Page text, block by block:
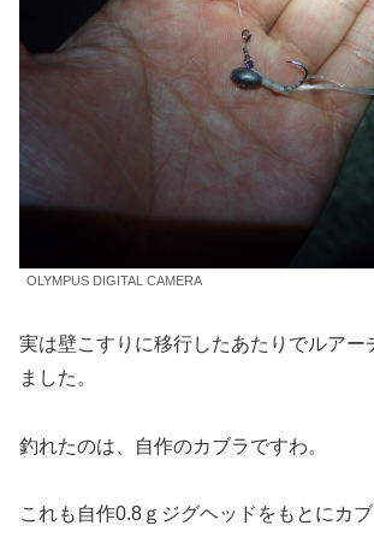
OLYMPUS DIGITAL CAMERA
実は壁こすりに移行したあたりでルアー
ました。
釣れたのは、自作のカブラですわ。
これも自作0.8ｇジグヘッドをもとにカブ